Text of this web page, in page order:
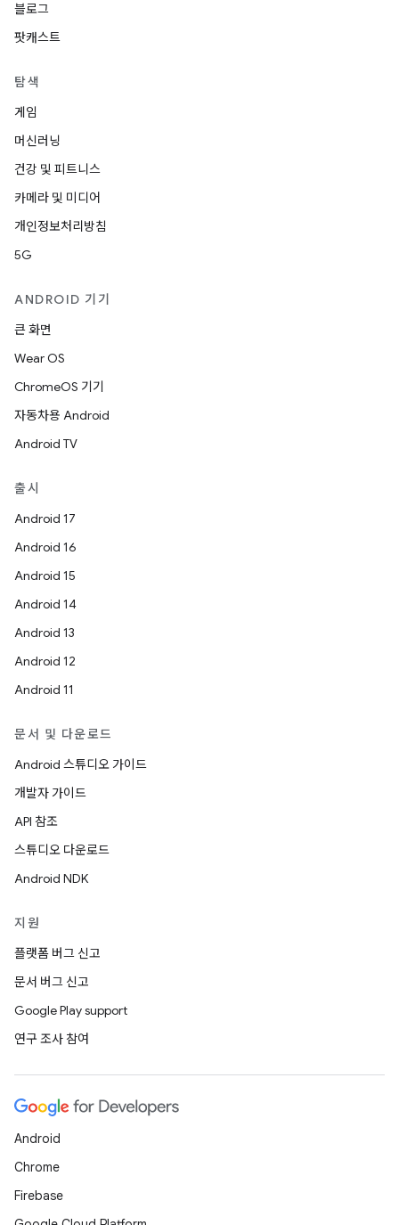
블로그
팟캐스트
탐색
게임
머신러닝
건강 및 피트니스
카메라 및 미디어
개인정보처리방침
5G
ANDROID 기기
큰 화면
Wear OS
ChromeOS 기기
자동차용 Android
Android TV
출시
Android 17
Android 16
Android 15
Android 14
Android 13
Android 12
Android 11
문서 및 다운로드
Android 스튜디오 가이드
개발자 가이드
API 참조
스튜디오 다운로드
Android NDK
지원
플랫폼 버그 신고
문서 버그 신고
Google Play support
연구 조사 참여
Android
Chrome
Firebase